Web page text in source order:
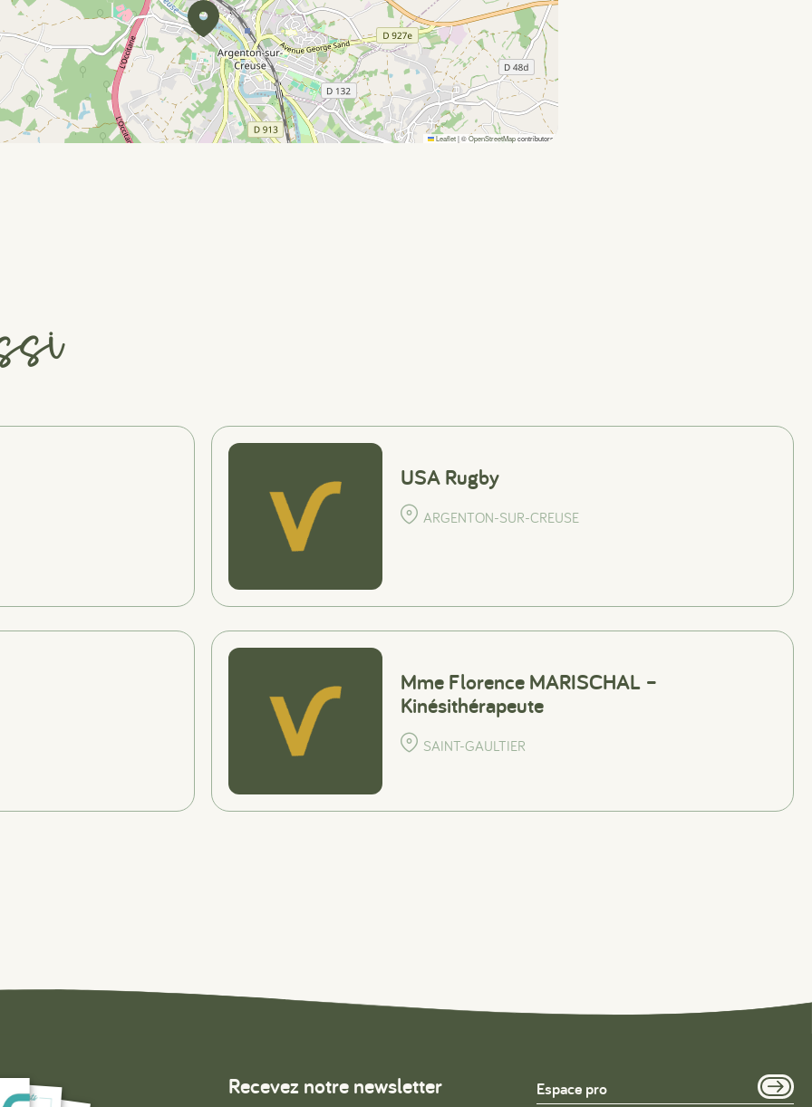
Leaflet|©OpenStreetMapcontributors
USA Rugby
ARGENTON-SUR-CREUSE
Mme Florence MARISCHAL –
Kinésithérapeute
SAINT-GAULTIER
Recevez notre newsletter Espace pro